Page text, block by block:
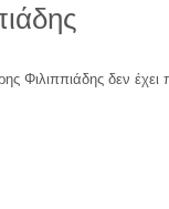
Φιλιππιάδης δεν